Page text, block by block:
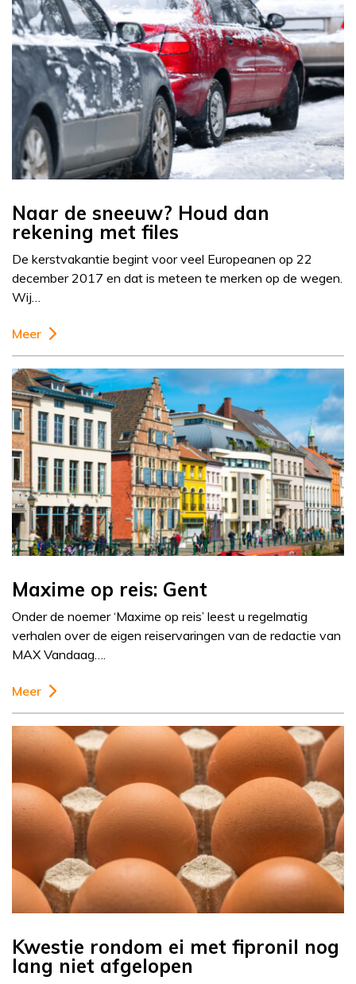
Naar de sneeuw? Houd dan
rekening met files
De kerstvakantie begint voor veel Europeanen op 22
december 2017 en dat is meteen te merken op de wegen.
Wij…
Meer
Maxime op reis: Gent
Onder de noemer ‘Maxime op reis’ leest u regelmatig
verhalen over de eigen reiservaringen van de redactie van
MAX Vandaag….
Meer
Kwestie rondom ei met fipronil nog
lang niet afgelopen